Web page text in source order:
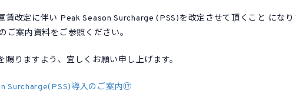
改定に伴い Peak Season Surcharge (PSS)を改定させて頂くこと にな
ご案内資料をご参照ください。
賜りますよう、宜しくお願い申し上げます。
Surcharge(PSS)導入のご案内⑰